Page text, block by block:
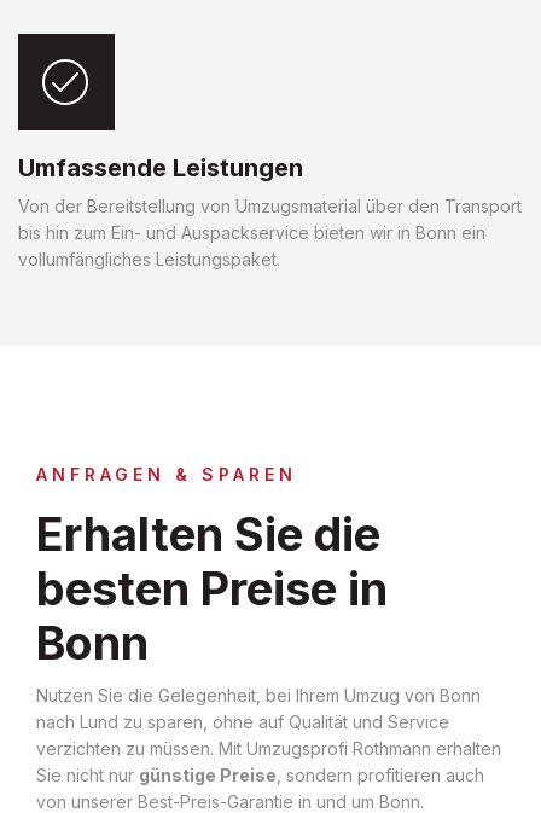
Umfassende Leistungen
Von der Bereitstellung von Umzugsmaterial über den Transport
bis hin zum Ein- und Auspackservice bieten wir in Bonn ein
vollumfängliches Leistungspaket.
ANFRAGEN & SPAREN
Erhalten Sie die
besten Preise in
Bonn
Nutzen Sie die Gelegenheit, bei Ihrem Umzug von Bonn
nach Lund zu sparen, ohne auf Qualität und Service
verzichten zu müssen. Mit Umzugsprofi Rothmann erhalten
Sie nicht nur günstige Preise , sondern profitieren auch
von unserer Best-Preis-Garantie in und um Bonn.